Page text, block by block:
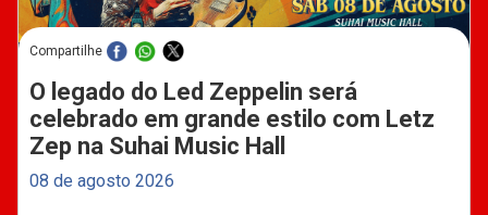
Compartilhe
O legado do Led Zeppelin será
celebrado em grande estilo com Letz
Zep na Suhai Music Hall
08 de agosto 2026